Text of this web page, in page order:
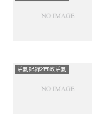
活動記録>市政活動